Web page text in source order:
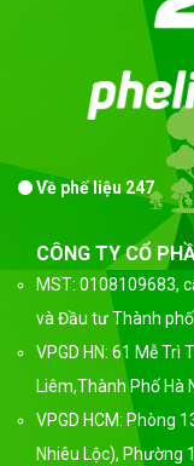
Về phế liệu 247
CÔNG TY CỔ
MST: 0108109683,
và Đầu tư Thành phố
VPGD HN: 61 Mễ
Liêm,Thành Phố Hà
VPGD HCM: Phòng
Nhiêu Lộc), Phường